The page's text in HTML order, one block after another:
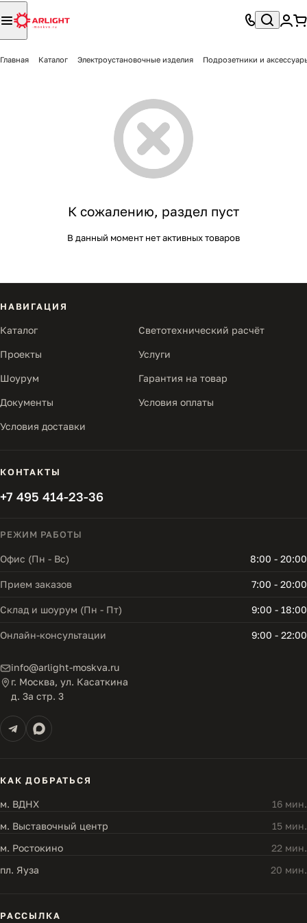
Главная Каталог Электроустановочные изделия Подрозетники и
К сожалению, раздел пуст
В данный момент нет активных товаров
НАВИГАЦИЯ
Каталог Светотехнический расчёт
Проекты Услуги
Шоурум Гарантия на товар
Документы Условия оплаты
Условия доставки
КОНТАКТЫ
+7 495 414-23-36
РЕЖИМ РАБОТЫ
Офис (Пн - Вс) 8:00 - 20:00
Прием заказов 7:00 - 20:00
Склад и шоурум (Пн - Пт) 9:00 - 18:00
Онлайн-консультации 9:00 - 22:00
info@arlight-moskva.ru
г. Москва, ул. Касаткина
д. 3а стр. 3
КАК ДОБРАТЬСЯ
м. ВДНХ
16 мин.
м. Выставочный центр
15 мин.
м. Ростокино
22 мин.
пл. Яуза
20 мин.
РАССЫЛКА